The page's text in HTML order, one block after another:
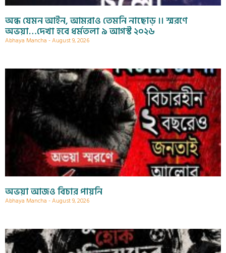
অন্ধ যেমন আইন, আমরাও তেমনি নাছোড় ।। স্মরণে
অভয়া…দেখা হবে ধর্মতলা ৯ আগস্ট ২০২৬
Abhaya Mancha August 9, 2026
অভয়া আজও বিচার পায়নি
Abhaya Mancha August 9, 2026